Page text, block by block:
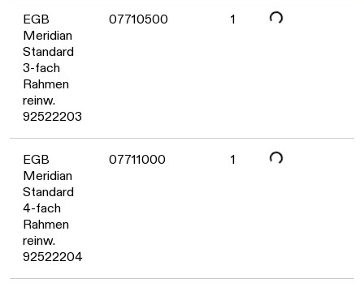
EGB
Meridian
Standard
3-fach
Rahmen
reinw.
92522203
07710500 1
EGB
Meridian
Standard
4-fach
Rahmen
reinw.
92522204
07711000 1
Daten werden geladen. Bitte warten...
Daten werden geladen. Bitte warten...